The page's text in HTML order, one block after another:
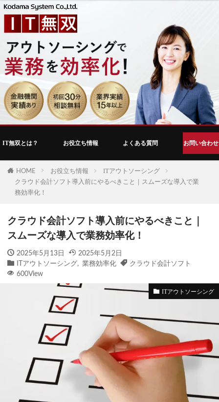
IT無双とは？ お役立ち情報 よくある質問 お問い合わせ
HOME お役立ち情報
ITアウトソーシング
クラウド会計ソフト導入前にやるべきこと｜スムーズな導入で業
務効率化！
クラウド会計ソフト導入前にやるべきこと｜
スムーズな導入で業務効率化！
2025年5月13日
2025年5月2日
ITアウトソーシング
業務効率化
クラウド会計ソフト
600View
ITアウトソーシング